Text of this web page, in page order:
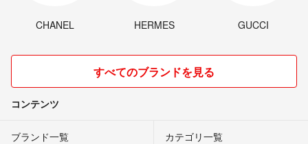
CHANEL HERMES GUCCI
すべてのブランドを見る
コンテンツ
ブランド一覧 カテゴリ一覧